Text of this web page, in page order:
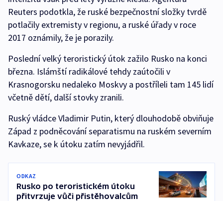
Reuters podotkla, že ruské bezpečnostní složky tvrdě
potlačily extremisty v regionu, a ruské úřady v roce
2017 oznámily, že je porazily.
Poslední velký teroristický útok zažilo Rusko na konci
března. Islámští radikálové tehdy zaútočili v
Krasnogorsku nedaleko Moskvy a postříleli tam 145 lidí
včetně dětí, další stovky zranili.
Ruský vládce Vladimir Putin, který dlouhodobě obviňuje
Západ z podněcování separatismu na ruském severním
Kavkaze, se k útoku zatím nevyjádřil.
ODKAZ
Rusko po teroristickém útoku
přitvrzuje vůči přistěhovalcům